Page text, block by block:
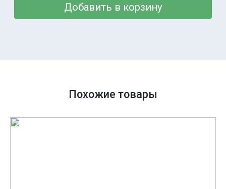
Добавить в корзину
Похожие товары